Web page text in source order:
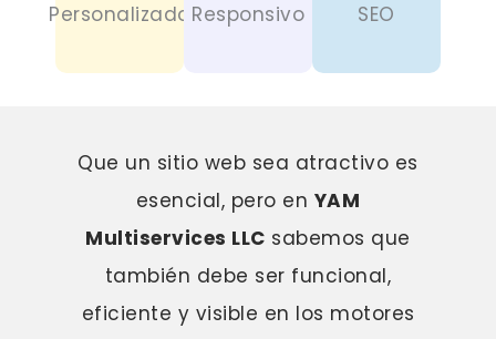
Personalizado Responsivo
SEO
Que un sitio web sea atractivo es
esencial, pero en YAM
Multiservices LLC sabemos que
también debe ser funcional,
eficiente y visible en los motores